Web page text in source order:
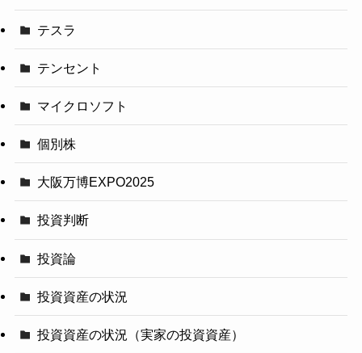
テスラ
テンセント
マイクロソフト
個別株
大阪万博EXPO2025
投資判断
投資論
投資資産の状況
投資資産の状況（実家の投資資産）